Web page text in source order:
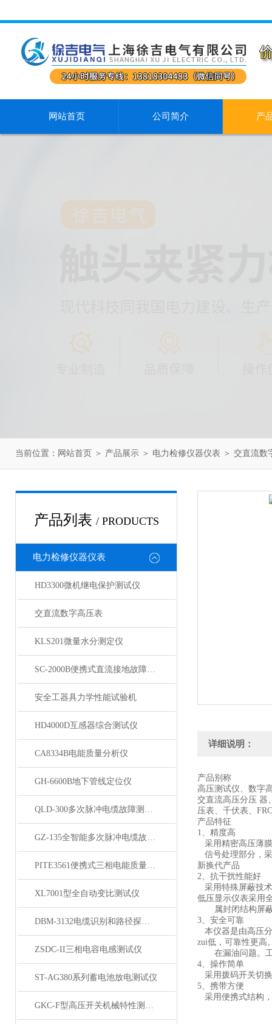
网站首页 公司简介 产
当前位置： 网站首页 ＞ 产品展示 ＞ 电力检修仪器仪表 ＞ 交直流数
产品列表 / PRODUCTS
电力检修仪器仪表
HD3300微机继电保护测试仪
交直流数字高压表
KLS201微量水分测定仪
SC-2000B便携式直流接地故障检测仪
安全工器具力学性能试验机
HD4000D互感器综合测试仪
CA8334B电能质量分析仪
GH-6600B地下管线定位仪
QLD-300多次脉冲电缆故障测试仪
GZ-135全智能多次脉冲电缆故障测试仪
PITE3561便携式三相电能质量分析仪
XL7001型全自动变比测试仪
DBM-3132电缆识别和路径探测仪
ZSDC-II三相电容电感测试仪
ST-AG380系列蓄电池放电测试仪
GKC-F型高压开关机械特性测试仪
详细说明：
产品别称
高压测试仪、数字
交直流高压分压 器
压表、千伏表、
产品特征
1、精度高
采用精密高压薄
信号处理部分，
新换代产品
2、抗干扰性能好
采用特殊屏蔽技
低压显示仪表采用
属封闭结构屏蔽
3、安全可靠
本仪器是由高压
zui低，可靠性更高
在漏油问题。工
4、操作简单
采用拨码开关切
5、携带方便
采用便携式结构